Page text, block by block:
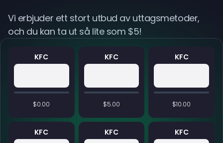
KFC
$0.00
KFC
$5.00
KFC
$10.00
KFC KFC KFC
Vi erbjuder ett stort utbud av uttagsmetoder,
och du kan ta ut så lite som $5!